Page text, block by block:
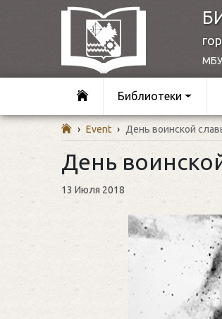
Библиотеки
› Event › День воинской
День
13 Июля 2018